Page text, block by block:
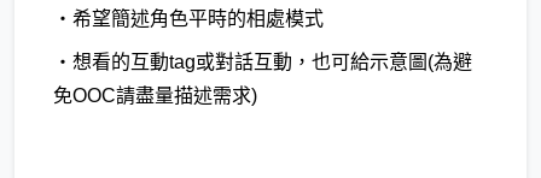
・希望簡述角色平時的相處模式
・想看的互動tag或對話互動，也可給示意圖(為避
免OOC請盡量描述需求)